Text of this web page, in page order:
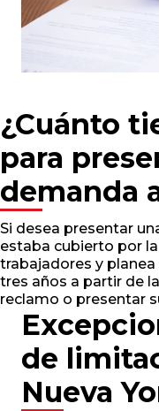
¿Cuánto
para
demanda
Si desea presentar
estaba cubierto por
trabajadores y
tres años a partir de
reclamo o presentar
de
Nueva